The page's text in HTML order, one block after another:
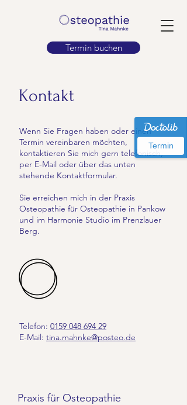
Termin
Termin buchen
Kontakt
Wenn Sie Fragen haben oder einen
Termin vereinbaren möchten,
kontaktieren Sie mich gern telefonisch,
per E-Mail oder über das unten
stehende Kontaktformular.
Sie erreichen mich in der Praxis
Osteopathie für Osteopathie in Pankow
und im Harmonie Studio im Prenzlauer
Berg.
Telefon: 0159 048 694 29
E-Mail: tina.mahnke@posteo.de
Praxis für Osteopathie